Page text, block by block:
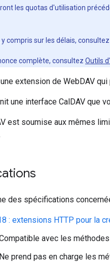
les quotas d'utilisation
y compris sur les délais, consultez
complète, consultez Outils
une extension de WebDAV
une interface CalDAV que
est soumise aux mêmes
des spécifications
: extensions HTTP pour la
avec les
Ne prend pas en charge les